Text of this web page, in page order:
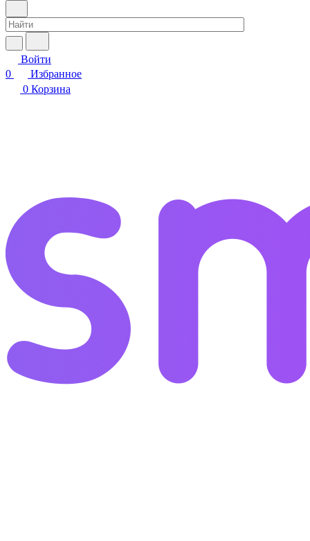
Войти
0
Избранное
0 Корзина